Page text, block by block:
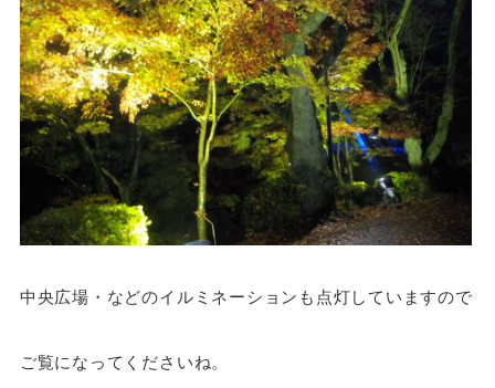
中央広場・などのイルミネーションも点灯していますので
ご覧になってくださいね。